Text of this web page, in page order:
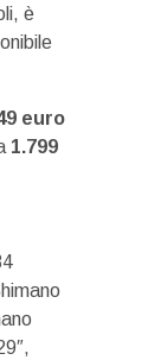
è
euro
1.799